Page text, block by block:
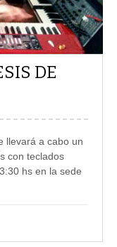
DE
llevará a cabo un
con teclados
hs en la sede